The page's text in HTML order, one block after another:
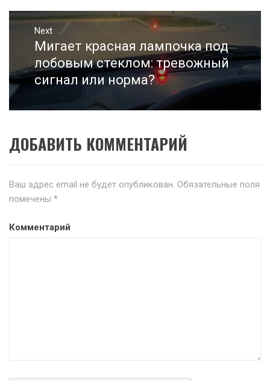
Next
Next
post:
Мигает красная лампочка под
лобовым стеклом: тревожный
сигнал или норма?
ДОБАВИТЬ КОММЕНТАРИЙ
Ваш адрес email не будет опубликован. Обязательные поля
помечены *
Комментарий